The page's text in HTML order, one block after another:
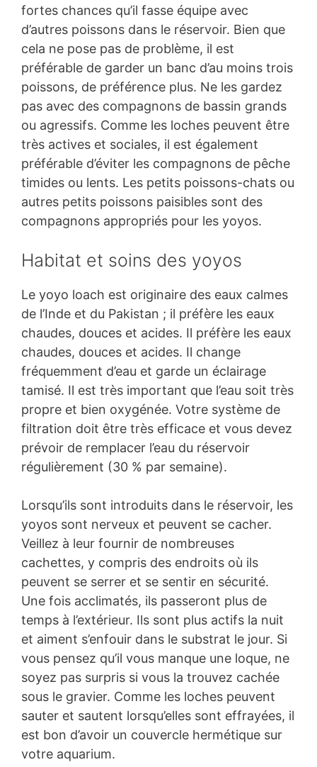
fortes chances qu’il fasse équipe avec
d’autres poissons dans le réservoir. Bien que
cela ne pose pas de problème, il est
préférable de garder un banc d’au moins trois
poissons, de préférence plus. Ne les gardez
pas avec des compagnons de bassin grands
ou agressifs. Comme les loches peuvent être
très actives et sociales, il est également
préférable d’éviter les compagnons de pêche
timides ou lents. Les petits poissons-chats ou
autres petits poissons paisibles sont des
compagnons appropriés pour les yoyos.
Habitat et soins des yoyos
Le yoyo loach est originaire des eaux calmes
de l’Inde et du Pakistan ; il préfère les eaux
chaudes, douces et acides. Il préfère les eaux
chaudes, douces et acides. Il change
fréquemment d’eau et garde un éclairage
tamisé. Il est très important que l’eau soit très
propre et bien oxygénée. Votre système de
filtration doit être très efficace et vous devez
prévoir de remplacer l’eau du réservoir
régulièrement (30 % par semaine).
Lorsqu’ils sont introduits dans le réservoir, les
yoyos sont nerveux et peuvent se cacher.
Veillez à leur fournir de nombreuses
cachettes, y compris des endroits où ils
peuvent se serrer et se sentir en sécurité.
Une fois acclimatés, ils passeront plus de
temps à l’extérieur. Ils sont plus actifs la nuit
et aiment s’enfouir dans le substrat le jour. Si
vous pensez qu’il vous manque une loque, ne
soyez pas surpris si vous la trouvez cachée
sous le gravier. Comme les loches peuvent
sauter et sautent lorsqu’elles sont effrayées, il
est bon d’avoir un couvercle hermétique sur
votre aquarium.